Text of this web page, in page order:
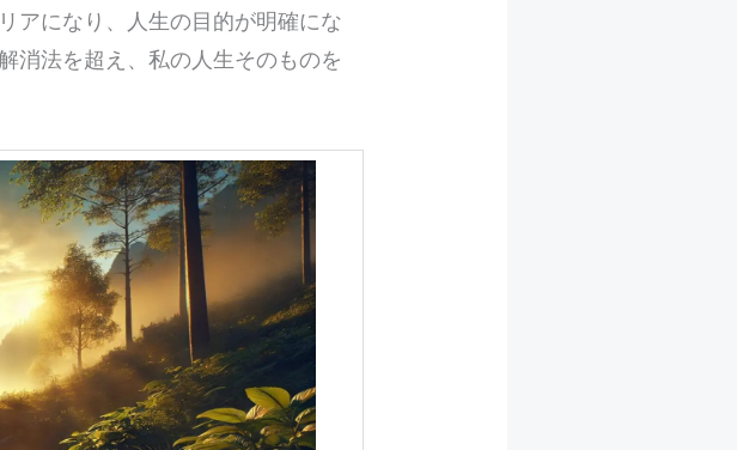
になり、人生の目的が明確にな
消法を超え、私の人生そのものを